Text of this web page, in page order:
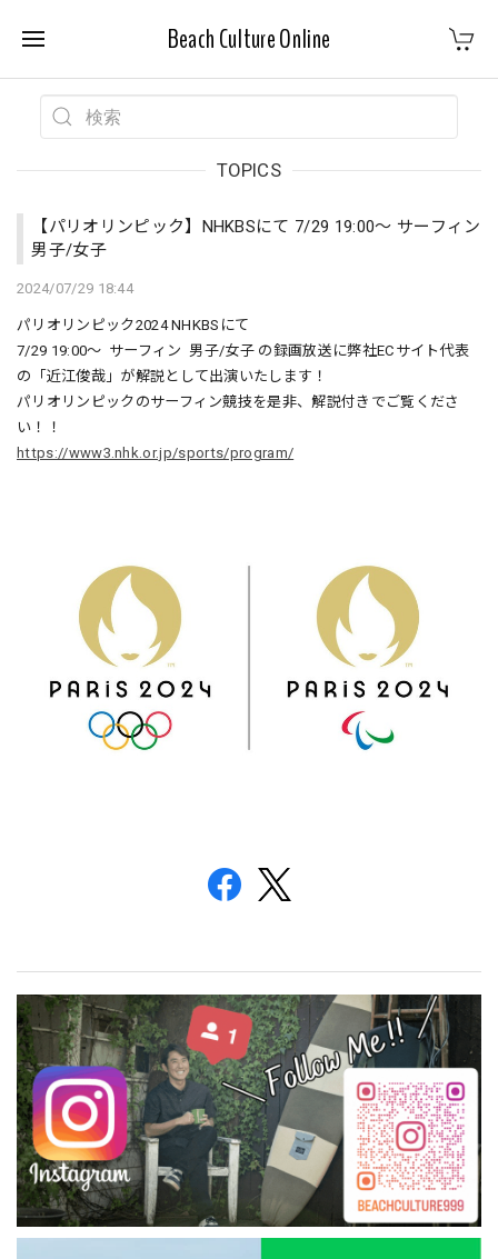
Beach Culture Online
TOPICS
【パリオリンピック】NHKBSにて 7/29 19:00～ サーフィン
男子/女子
2024/07/29 18:44
パリオリンピック2024 NHKBSにて
7/29 19:00～ サーフィン 男子/女子 の録画放送に弊社ECサイト代表
の「近江俊哉」が解説として出演いたします！
パリオリンピックのサーフィン競技を是非、解説付きでご覧くださ
い！！
https://www3.nhk.or.jp/sports/program/